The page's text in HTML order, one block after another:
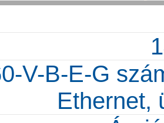
V-B-E-G
Ethernet,